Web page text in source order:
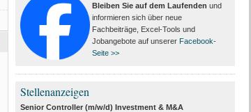
Bleiben Sie auf dem Laufenden und
informieren sich über neue
Fachbeiträge, Excel-Tools und
Jobangebote auf unserer Facebook-
Seite >>
Stellenanzeigen
Senior Controller (m/w/d) Investment & M&A